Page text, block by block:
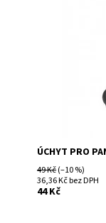
nutné
uchycení
mm
ÚCHYT PRO
49 Kč(–10 %)
36,36 Kč bez DPH
44 Kč